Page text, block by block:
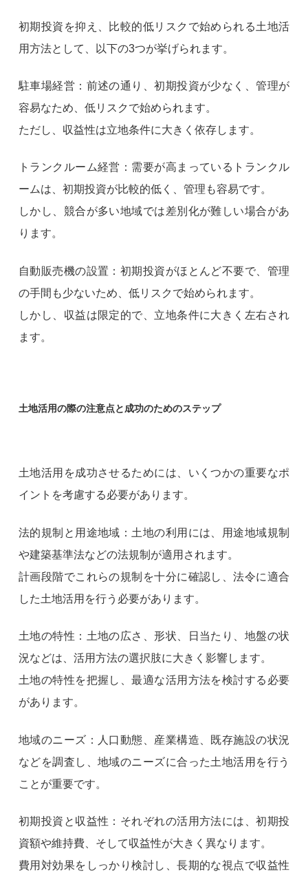
初期投資を抑え、比較的低リスクで始められる土地活
用方法として、以下の3つが挙げられます。
駐車場経営：前述の通り、初期投資が少なく、管理が
容易なため、低リスクで始められます。
ただし、収益性は立地条件に大きく依存します。
トランクルーム経営：需要が高まっているトランクル
ームは、初期投資が比較的低く、管理も容易です。
しかし、競合が多い地域では差別化が難しい場合があ
ります。
自動販売機の設置：初期投資がほとんど不要で、管理
の手間も少ないため、低リスクで始められます。
しかし、収益は限定的で、立地条件に大きく左右され
ます。
土地活用の際の注意点と成功のためのステップ
土地活用を成功させるためには、いくつかの重要なポ
イントを考慮する必要があります。
法的規制と用途地域：土地の利用には、用途地域規制
や建築基準法などの法規制が適用されます。
計画段階でこれらの規制を十分に確認し、法令に適合
した土地活用を行う必要があります。
土地の特性：土地の広さ、形状、日当たり、地盤の状
況などは、活用方法の選択肢に大きく影響します。
土地の特性を把握し、最適な活用方法を検討する必要
があります。
地域のニーズ：人口動態、産業構造、既存施設の状況
などを調査し、地域のニーズに合った土地活用を行う
ことが重要です。
初期投資と収益性：それぞれの活用方法には、初期投
資額や維持費、そして収益性が大きく異なります。
費用対効果をしっかり検討し、長期的な視点で収益性